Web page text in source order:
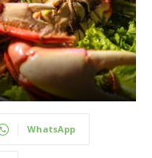
WhatsApp